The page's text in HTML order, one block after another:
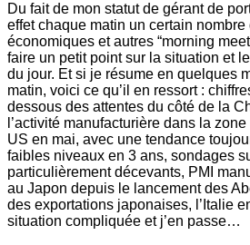
Du fait de mon statut de gérant de
effet chaque matin un certain nombre
économiques et autres “morning
faire un petit point sur la situation et
du jour. Et si je résume en quelques
matin, voici ce qu’il en ressort :
dessous des attentes du côté de la
l’activité manufacturière dans la
US en mai, avec une tendance
faibles niveaux en 3 ans, sondages
particulièrement décevants, PMI
au Japon depuis le lancement des
des exportations japonaises, l’Italie
situation compliquée et j’en passe…